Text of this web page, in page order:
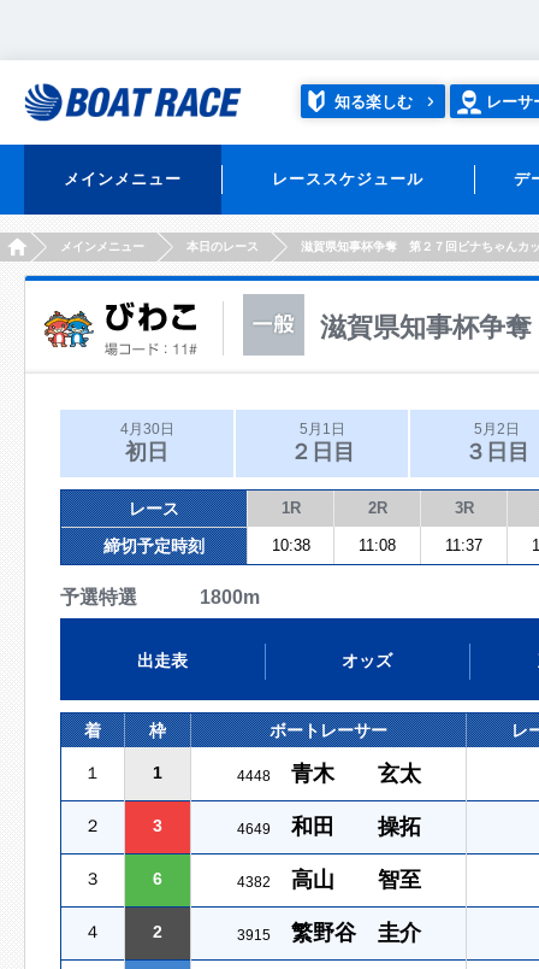
知る楽しむ レーサ
メインメニュー レーススケジュール デ
HOMEメインメニュー 本日のレース 滋賀県知事杯争奪 第２７回ビナちゃんカ
滋賀県知事杯争
4月30日
初日
5月1日
２日目
5月2日
３日目
レース 1R 2R 3R
締切予定時刻 10:38 11:08 11:37
予選特選 1800m
出走表 オッズ
着 枠 ボートレーサー レ
１ 1 4448 青木 玄太
２ 3 4649 和田 操拓
３ 6 4382 高山 智至
４ 2 3915 繁野谷 圭介